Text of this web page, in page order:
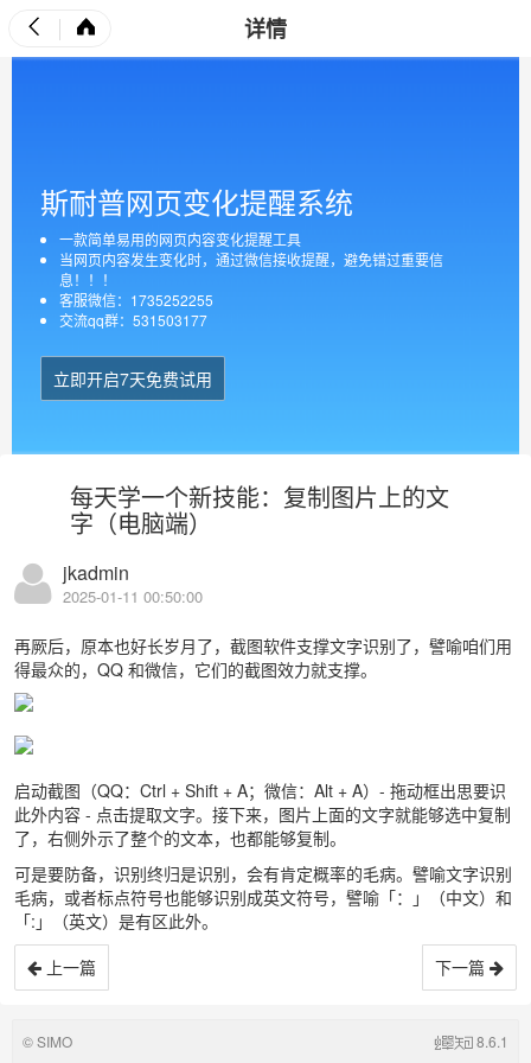
详情
斯耐普网页变化提醒系统
一款简单易用的网页内容变化提醒工具
当网页内容发生变化时，通过微信接收提醒，避免错过重要信
息！！！
客服微信：1735252255
交流qq群：531503177
立即开启7天免费试用
每天学一个新技能：复制图片上的文
字（电脑端）
jkadmin
2025-01-11 00:50:00
再厥后，原本也好长岁月了，截图软件支撑文字识别了，譬喻咱们用
得最众的，QQ 和微信，它们的截图效力就支撑。
启动截图（QQ：Ctrl + Shift + A；微信：Alt + A）- 拖动框出思要识
此外内容 - 点击提取文字。接下来，图片上面的文字就能够选中复制
了，右侧外示了整个的文本，也都能够复制。
可是要防备，识别终归是识别，会有肯定概率的毛病。譬喻文字识别
毛病，或者标点符号也能够识别成英文符号，譬喻「：」（中文）和
「:」（英文）是有区此外。
上一篇
下一篇
© SIMO 8.6.1